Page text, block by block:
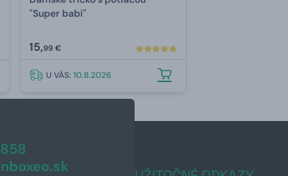
"Super babi"
15,99 €
U VÁS: 10.8.2026